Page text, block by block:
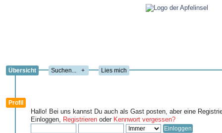
Übersicht + Lies mich
Profil
Hallo! Bei uns kannst Du auch als Gast posten, aber eine
Einloggen, Registrieren oder Kennwort vergessen?